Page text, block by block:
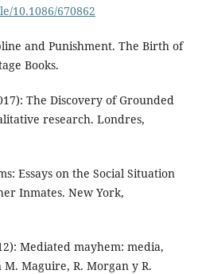
10.1086/670862
and Punishment. The Birth of
Books.
The Discovery of Grounded
research. Londres,
Essays on the Social Situation
Inmates. New York,
Mediated mayhem: media,
Maguire, R. Morgan y R.